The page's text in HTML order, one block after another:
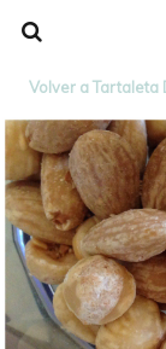
Volver a Tartaleta